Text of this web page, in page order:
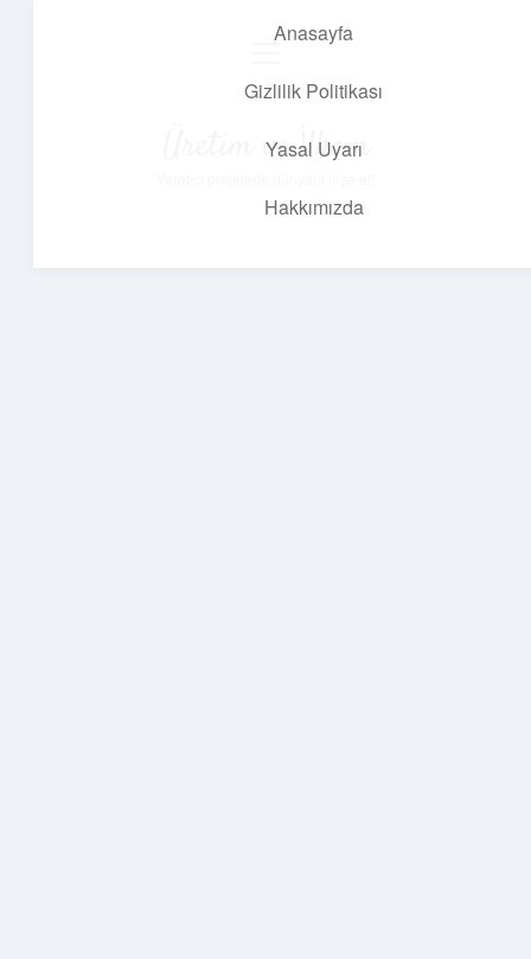
Anasayfa
Gizlilik Politikası
Yasal Uyarı
Hakkımızda
Üretim ve İlham